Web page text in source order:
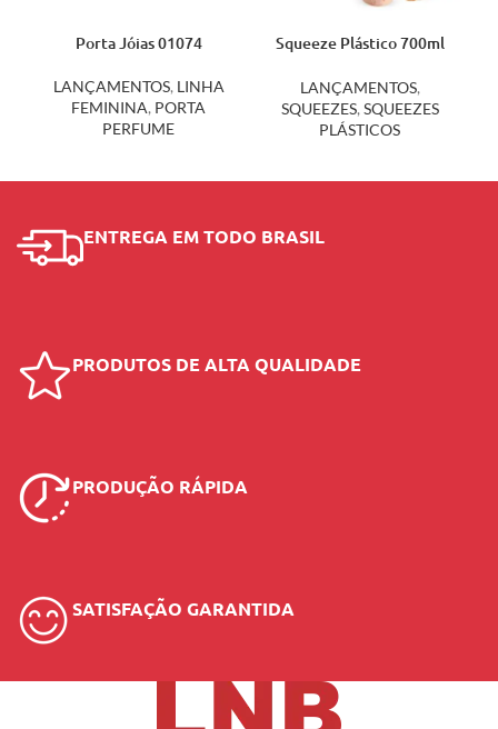
Porta Jóias 01074
LANÇAMENTOS, LINHA
FEMININA, PORTA
PERFUME
Squeeze Plástico 700ml
LANÇAMENTOS,
SQUEEZES, SQUEEZES
PLÁSTICOS
ENTREGA EM TODO BRASIL
PRODUTOS DE ALTA QUALIDADE
PRODUÇÃO RÁPIDA
SATISFAÇÃO GARANTIDA